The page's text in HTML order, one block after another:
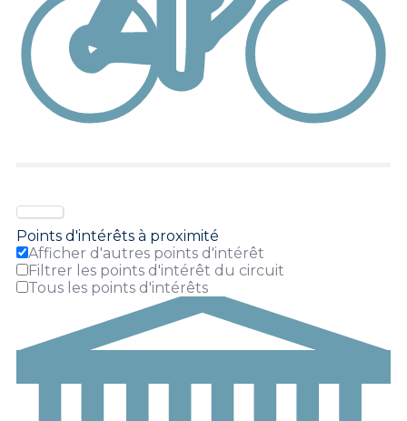
Points d'intérêts à proximité
Afficher d'autres points d'intérêt
Filtrer les points d'intérêt du circuit
Tous les points d'intérêts